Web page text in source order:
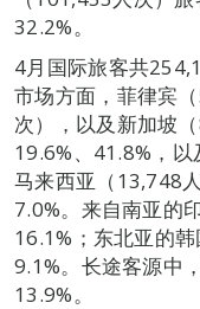
32.2%。
4月国际旅客共
市场方面，菲律宾
次），以及新加坡
19.6%、41.8%，
马来西亚（13,748
7.0%。来自南亚的
16.1%；东北亚的
9.1%。长途客源中
13.9%。